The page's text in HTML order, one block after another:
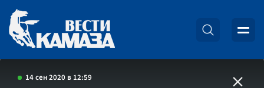
14 сен 2020 в 12:59